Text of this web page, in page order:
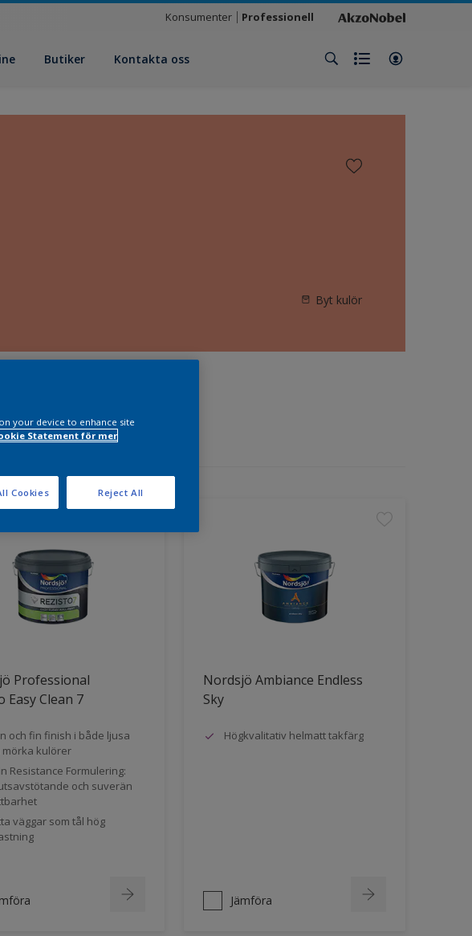
Konsumenter Professionell
Butiker Kontakta oss
Byt kulör
Professional
Easy Clean 7
och fin finish i både ljusa
mörka kulörer
Resistance Formulering:
och suverän
väggar som tål hög
Nordsjö Ambiance Endless
Sky
Högkvalitativ helmatt takfärg
Jämföra
your device to enhance site
Statement för mer
Reject All
Cookies